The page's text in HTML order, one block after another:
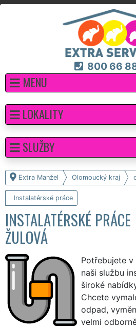
800 66
MENU
Extra Manžel Olomoucký kraj
Instalatérské práce
INSTALATÉRSKÉ PRÁCE
ŽULOVÁ
Potřebujete
naši službu
široké
Chcete
odpad,
velmi
LOKALITY
SLUŽBY